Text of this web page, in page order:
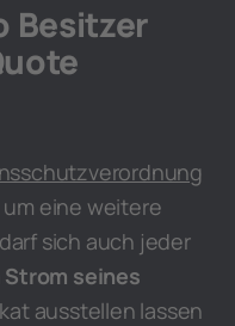
Besitzer
eine weitere
sich auch jeder
Strom seines
ausstellen lassen